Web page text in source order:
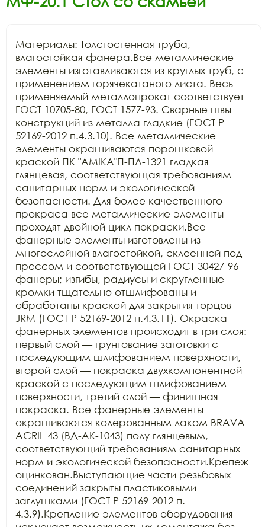
Материалы: Толстостенная труба,
влагостойкая фанера.Все металлические
элементы изготавливаются из круглых труб, с
применением горячекатаного листа. Весь
применяемый металлопрокат соответствует
ГОСТ 10705-80, ГОСТ 1577-93. Сварные швы
конструкций из металла гладкие (ГОСТ Р
52169-2012 п.4.3.10). Все металлические
элементы окрашиваются порошковой
краской ПК "АМIKA"П-ПЛ-1321 гладкая
глянцевая, соответствующая требованиям
санитарных норм и экологической
безопасности. Для более качественного
прокраса все металлические элементы
проходят двойной цикл покраски.Все
фанерные элементы изготовлены из
многослойной влагостойкой, склеенной под
прессом и соответствующей ГОСТ 30427-96
фанеры; изгибы, радиусы и скругленные
кромки тщательно отшлифованы и
обработаны краской для закрытия торцов
JRM (ГОСТ Р 52169-2012 п.4.3.11). Окраска
фанерных элементов происходит в три слоя:
первый слой — грунтование заготовки с
последующим шлифованием поверхности,
второй слой — покраска двухкомпонентной
краской с последующим шлифованием
поверхности, третий слой — финишная
покраска. Все фанерные элементы
окрашиваются колерованным лаком BRAVA
ACRIL 43 (ВД-АК-1043) полу глянцевым,
соответствующий требованиям санитарных
норм и экологической безопасности.Крепеж
оцинкован.Выступающие части резьбовых
соединений закрыты пластиковыми
заглушками (ГОСТ Р 52169-2012 п.
4.3.9).Крепление элементов оборудования